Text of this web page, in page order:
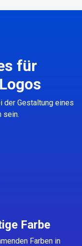
für
der Gestaltung eines
sein.
Farbe
Farben in